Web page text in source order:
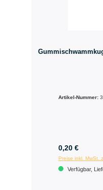
Artikel-Nummer:
0,20 €
Preise inkl. MwSt.
Verfügbar,